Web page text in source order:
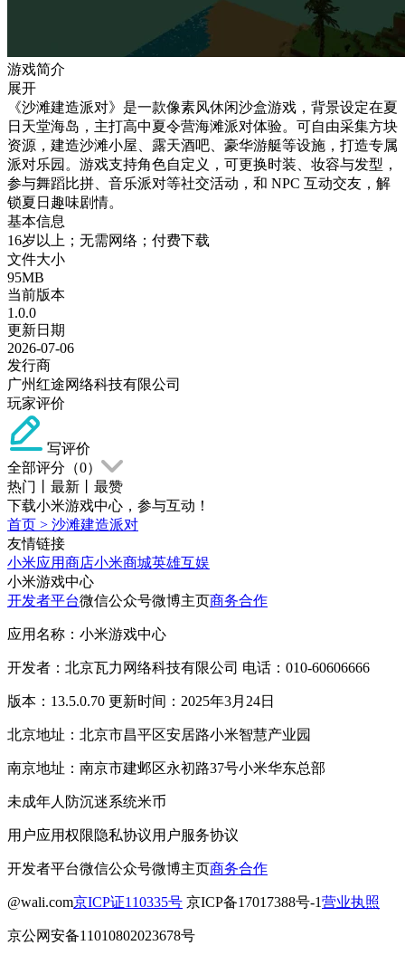
游戏简介
展开
《沙滩建造派对》是一款像素风休闲沙盒游戏，背景设定在夏
日天堂海岛，主打高中夏令营海滩派对体验。可自由采集方块
资源，建造沙滩小屋、露天酒吧、豪华游艇等设施，打造专属
派对乐园。游戏支持角色自定义，可更换时装、妆容与发型，
参与舞蹈比拼、音乐派对等社交活动，和 NPC 互动交友，解
锁夏日趣味剧情。
基本信息
16岁以上；无需网络；付费下载
文件大小
95MB
当前版本
1.0.0
更新日期
2026-07-06
发行商
广州红途网络科技有限公司
玩家评价
写评价
全部评分（0）
热门
最新
最赞
下载小米游戏中心，参与互动！
首页 > 沙滩建造派对
友情链接
小米应用商店小米商城英雄互娱
小米游戏中心
开发者平台微信公众号微博主页商务合作
应用名称：小米游戏中心
开发者：北京瓦力网络科技有限公司 电话：010-60606666
版本：13.5.0.70 更新时间：2025年3月24日
北京地址：北京市昌平区安居路小米智慧产业园
南京地址：南京市建邺区永初路37号小米华东总部
未成年人防沉迷系统米币
用户应用权限隐私协议用户服务协议
开发者平台微信公众号微博主页商务合作
@wali.com京ICP证110335号 京ICP备17017388号-1营业执照
京公网安备11010802023678号